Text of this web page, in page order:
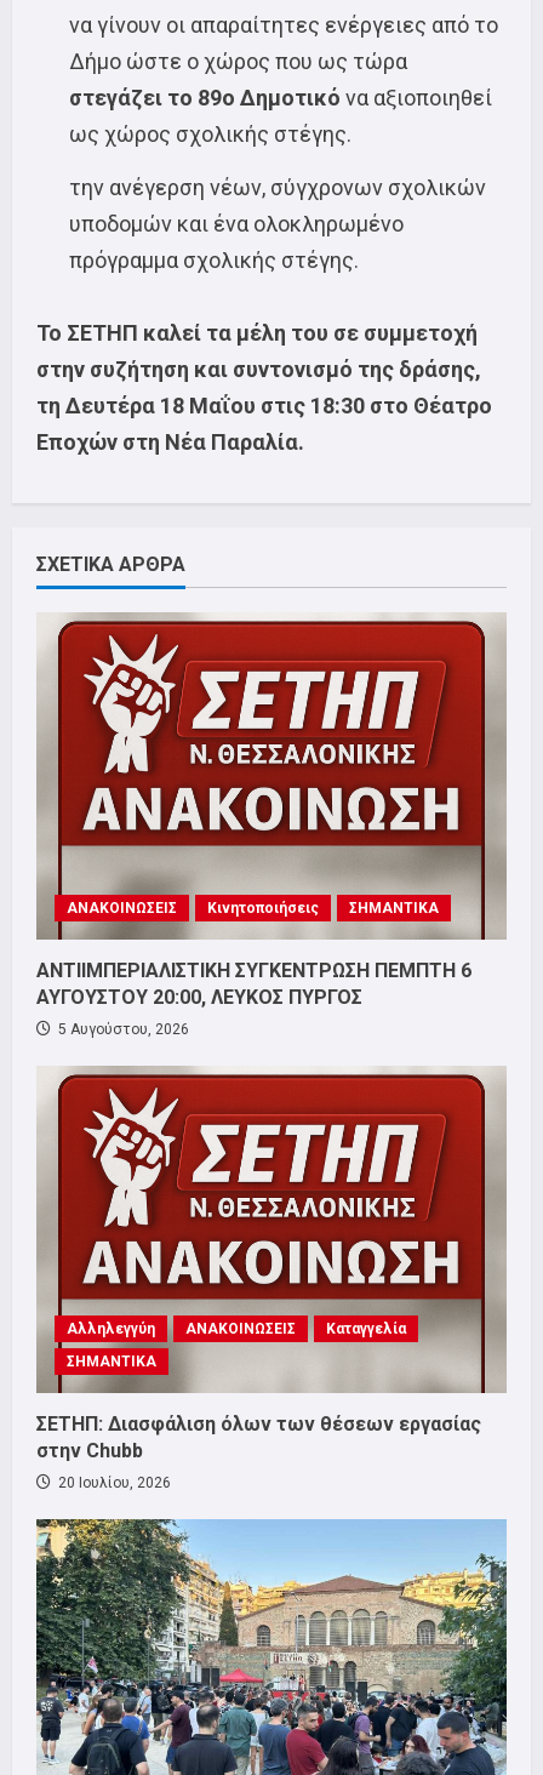
να γίνουν οι απαραίτητες ενέργειες από το
Δήμο ώστε ο χώρος που ως τώρα
στεγάζει το 89ο Δημοτικό να αξιοποιηθεί
ως χώρος σχολικής στέγης.
την ανέγερση νέων, σύγχρονων σχολικών
υποδομών και ένα ολοκληρωμένο
πρόγραμμα σχολικής στέγης.
Το ΣΕΤΗΠ καλεί τα μέλη του σε συμμετοχή
στην συζήτηση και συντονισμό της δράσης,
τη Δευτέρα 18 Μαΐου στις 18:30 στο Θέατρο
Εποχών στη Νέα Παραλία.
ΣΧΕΤΙΚΑ ΑΡΘΡΑ
ΑΝΑΚΟΙΝΩΣΕΙΣ Κινητοποιήσεις ΣΗΜΑΝΤΙΚΑ
ΑΝΤΙΙΜΠΕΡΙΑΛΙΣΤΙΚΗ ΣΥΓΚΕΝΤΡΩΣΗ ΠΕΜΠΤΗ 6
ΑΥΓΟΥΣΤΟΥ 20:00, ΛΕΥΚΟΣ ΠΥΡΓΟΣ
5 Αυγούστου, 2026
Αλληλεγγύη ΑΝΑΚΟΙΝΩΣΕΙΣ
Καταγγελία
ΣΗΜΑΝΤΙΚΑ
ΣΕΤΗΠ: Διασφάλιση όλων των θέσεων εργασίας
στην Chubb
20 Ιουλίου, 2026